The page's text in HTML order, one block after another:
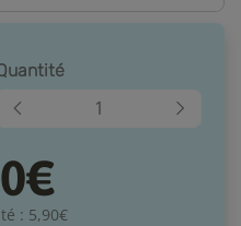
: 5,90€